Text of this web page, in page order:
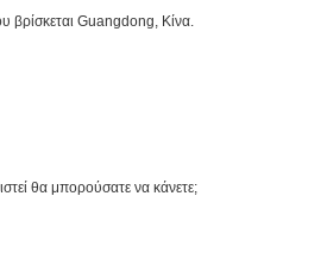
βρίσκεται Guangdong, Κίνα.
θα μπορούσατε να κάνετε;